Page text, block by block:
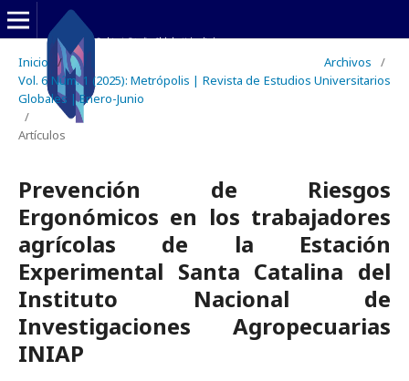
Inicio / Archivos
/
Vol. 6 Núm. 1 (2025): Metrópolis | Revista de Estudios Universitarios
Globales | Enero-Junio
/
Artículos
Prevención de Riesgos
Ergonómicos en los trabajadores
agrícolas de la Estación
Experimental Santa Catalina del
Instituto Nacional de
Investigaciones Agropecuarias
INIAP